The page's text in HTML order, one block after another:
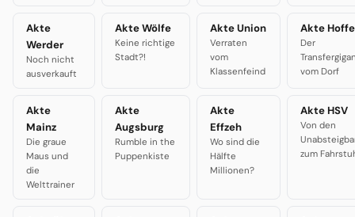
Akte
Werder
Noch nicht
ausverkauft
Akte Wölfe
Keine richtige
Stadt?!
Akte Union
Verraten
vom
Klassenfeind
Akte Hoffe
Der
vom Dorf
Akte
Mainz
Die graue
Maus und
die
Welttrainer
Akte
Augsburg
Rumble in the
Puppenkiste
Akte
Effzeh
Wo sind die
Hälfte
Millionen?
Akte HSV
Von den
zum